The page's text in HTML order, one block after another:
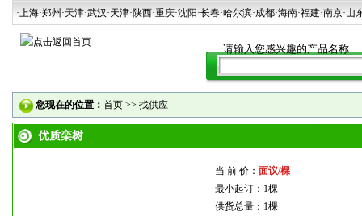
·上海·郑州 ·天津·武汉·天津·陕西·重庆·沈阳·长春·哈尔滨·成都·海南·福建·南京·山
您现在的位置： 首页 >> 找供应
优质栾树
当 前 价： 面议/棵
最小起订：1棵
供货总量：1棵